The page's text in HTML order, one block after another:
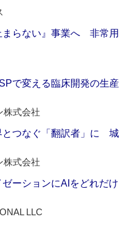
まらない』事業へ 非常用
で変える臨床開発の生産
株式会社
とつなぐ「翻訳者」に 城
株式会社
ーションにAIをどれだけ
LLC